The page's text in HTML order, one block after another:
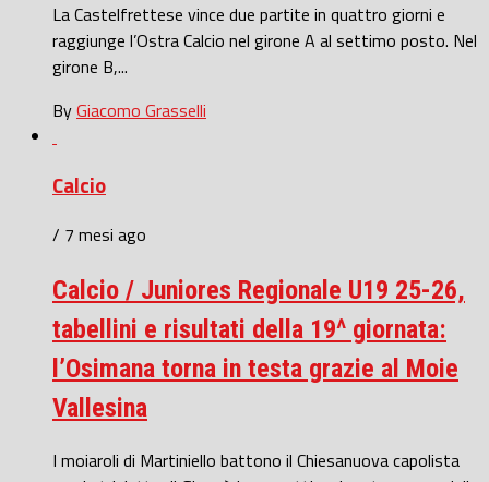
La Castelfrettese vince due partite in quattro giorni e
raggiunge l’Ostra Calcio nel girone A al settimo posto. Nel
girone B,...
ByGiacomo Grasselli
Calcio
/ 7 mesi ago
Calcio / Juniores Regionale U19 25-26,
tabellini e risultati della 19^ giornata:
l’Osimana torna in testa grazie al Moie
Vallesina
I moiaroli di Martiniello battono il Chiesanuova capolista